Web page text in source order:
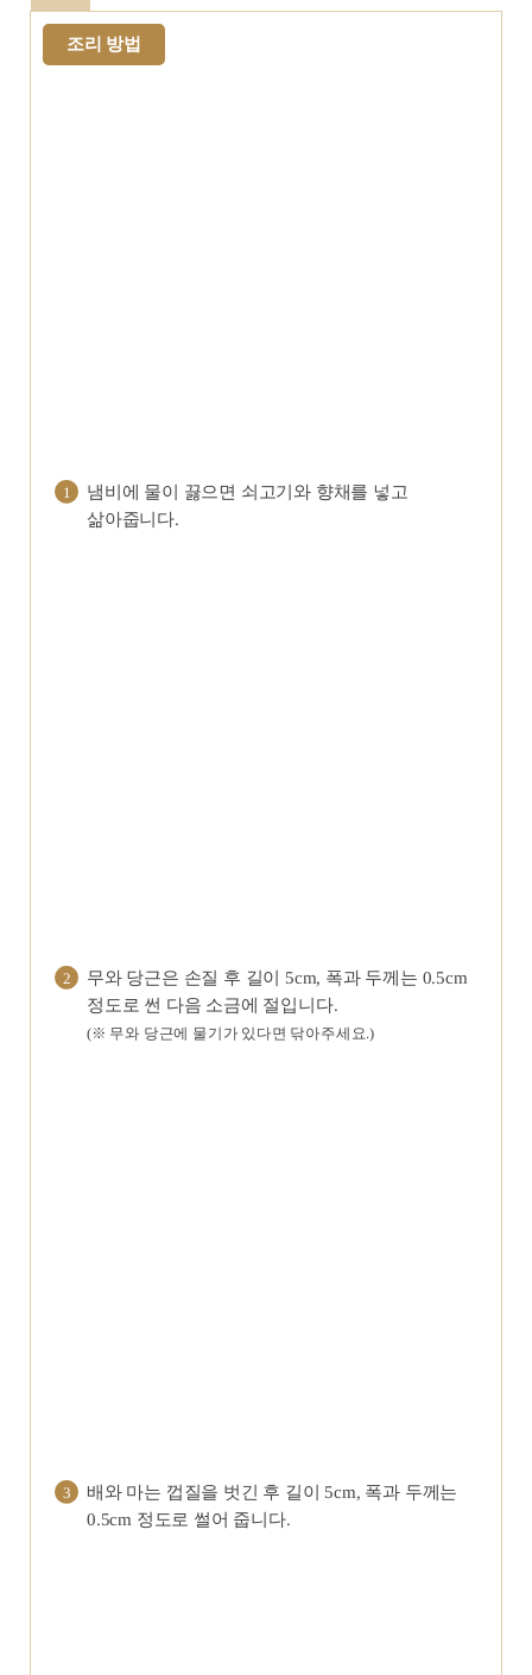
조리 방법
1 냄비에 물이 끓으면 쇠고기와 향채를 넣고
삶아줍니다.
2 무와 당근은 손질 후 길이 5cm, 폭과 두께는 0.5cm
정도로 썬 다음 소금에 절입니다.
(※ 무와 당근에 물기가 있다면 닦아주세요.)
3 배와 마는 껍질을 벗긴 후 길이 5cm, 폭과 두께는
0.5cm 정도로 썰어 줍니다.